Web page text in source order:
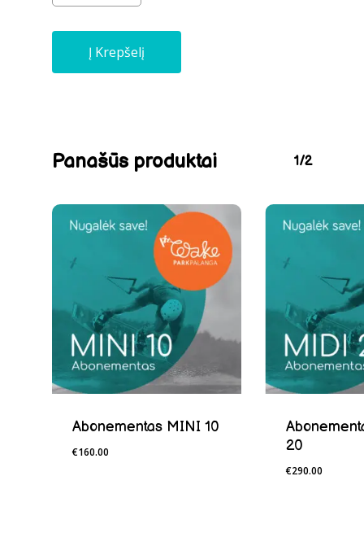
Krepšelyje nėra produktų.
Į Parduotuvę
Į Krepšelį
Panašūs produktai 1/2
Abonementas MINI 10
€160.00
20
€290.00